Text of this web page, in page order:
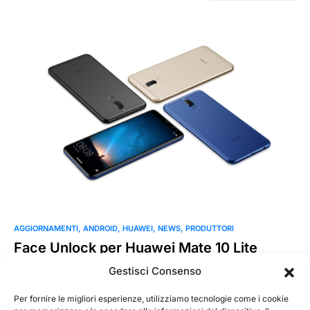
Gestisci Consenso
Per fornire le migliori esperienze, utilizziamo tecnologie come i cookie
AGGIORNAMENTI ANDROID HUAWEI NEWS PRODUTTORI
Face Unlock per Huawei Mate 10 Lite
Huawei annuncia due nuovi aggiornamenti software
di sicurezza Face…